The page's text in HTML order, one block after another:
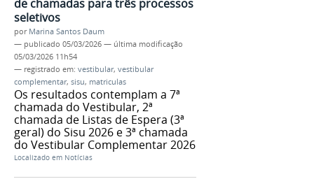
de chamadas para três processos
seletivos
por Marina Santos Daum
— publicado 05/03/2026 — última modificação
05/03/2026 11h54
— registrado em: vestibular, vestibular
complementar, sisu, matriculas
Os resultados contemplam a 7ª
chamada do Vestibular, 2ª
chamada de Listas de Espera (3ª
geral) do Sisu 2026 e 3ª chamada
do Vestibular Complementar 2026
Localizado em Notícias